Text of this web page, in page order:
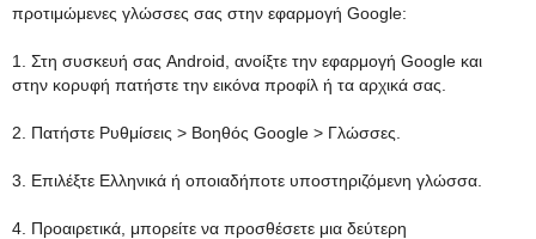
προτιμώμενες γλώσσες σας στην εφαρμογή Google:
1. Στη συσκευή σας Android, ανοίξτε την εφαρμογή Google και
στην κορυφή πατήστε την εικόνα προφίλ ή τα αρχικά σας.
2. Πατήστε Ρυθμίσεις > Βοηθός Google > Γλώσσες.
3. Επιλέξτε Ελληνικά ή οποιαδήποτε υποστηριζόμενη γλώσσα.
4. Προαιρετικά, μπορείτε να προσθέσετε μια δεύτερη